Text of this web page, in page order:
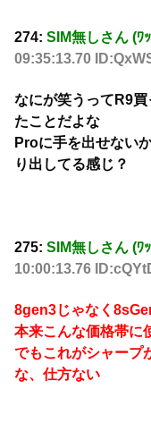
274: SIM無しさん (ﾜ
09:35:13.70
なにが笑うってR9
たことだよな
Proに手を出せない
り出してる感じ？
275: SIM無しさん (ﾜ
10:00:13.76
8gen3じゃなく
本来こんな価格帯に
でもこれがシャープ
な、仕方ない